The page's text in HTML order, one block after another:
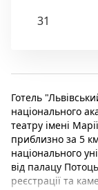
31
Готель
національного
театру імені
приблизно за 5
національного
від палацу
реєстрації та